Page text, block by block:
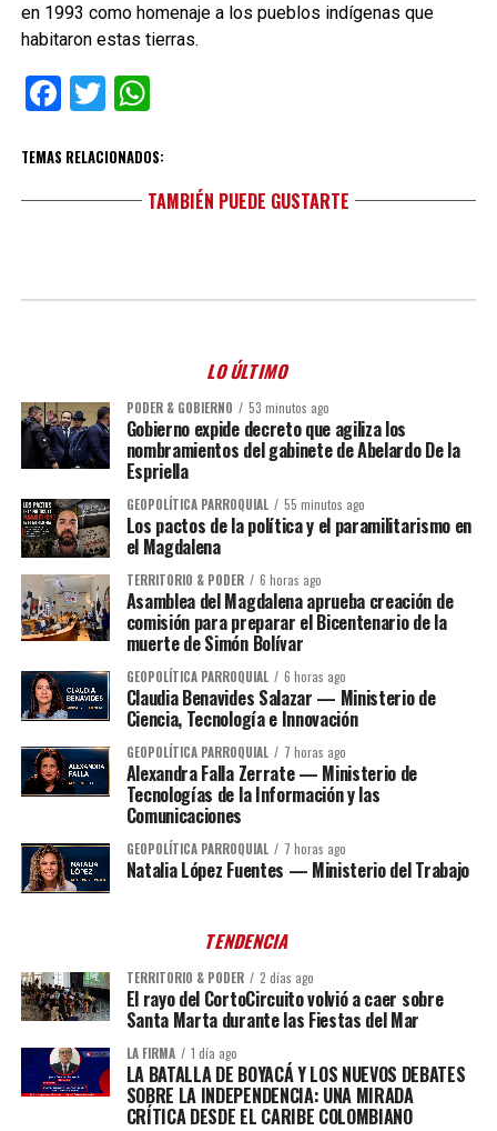
en 1993 como homenaje a los pueblos indígenas que
habitaron estas tierras.
Facebook
TwitterWhatsApp
TEMAS RELACIONADOS:
TAMBIÉN PUEDE GUSTARTE
LO ÚLTIMO
PODER & GOBIERNO 53 minutos ago
Gobierno expide decreto que agiliza los
nombramientos del gabinete de Abelardo De la
Espriella
GEOPOLÍTICA PARROQUIAL 55 minutos ago
Los pactos de la política y el paramilitarismo en
el Magdalena
TERRITORIO & PODER 6 horas ago
Asamblea del Magdalena aprueba creación de
comisión para preparar el Bicentenario de la
muerte de Simón Bolívar
GEOPOLÍTICA PARROQUIAL 6 horas ago
Claudia Benavides Salazar — Ministerio de
Ciencia, Tecnología e Innovación
GEOPOLÍTICA PARROQUIAL 7 horas ago
Alexandra Falla Zerrate — Ministerio de
Tecnologías de la Información y las
Comunicaciones
GEOPOLÍTICA PARROQUIAL 7 horas ago
Natalia López Fuentes — Ministerio del Trabajo
TENDENCIA
TERRITORIO & PODER 2 días ago
El rayo del CortoCircuito volvió a caer sobre
Santa Marta durante las Fiestas del Mar
LA FIRMA 1 día ago
LA BATALLA DE BOYACÁ Y LOS NUEVOS DEBATES
SOBRE LA INDEPENDENCIA: UNA MIRADA
CRÍTICA DESDE EL CARIBE COLOMBIANO